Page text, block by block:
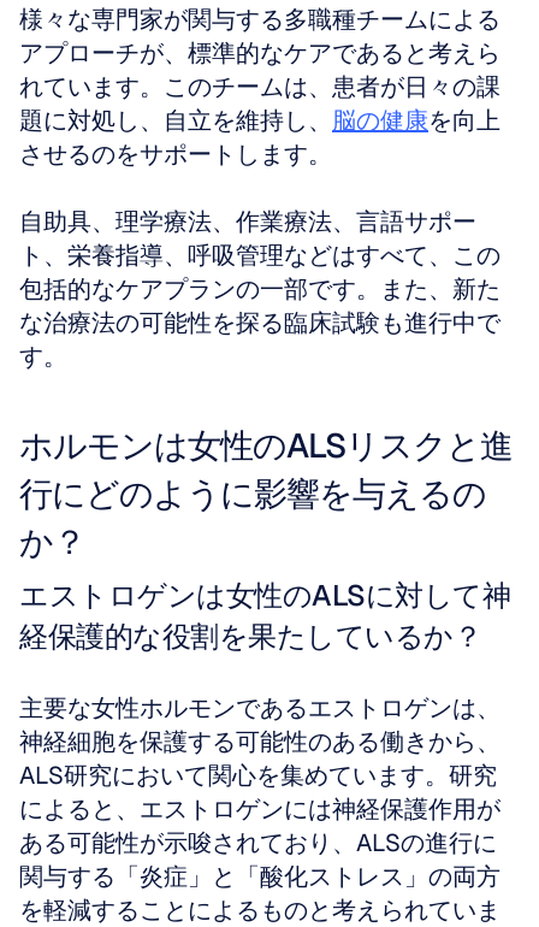
様々な専門家が関与する多職種チームによる
アプローチが、標準的なケアであると考えら
れています。このチームは、患者が日々の課
題に対処し、自立を維持し、 脳の健康を向上
させるのをサポートします。
自助具、理学療法、作業療法、言語サポー
ト、栄養指導、呼吸管理などはすべて、この
包括的なケアプランの一部です。また、新た
な治療法の可能性を探る臨床試験も進行中で
す。
ホルモンは女性のALSリスクと進
行にどのように影響を与えるの
か？
エストロゲンは女性のALSに対して神
経保護的な役割を果たしているか？
主要な女性ホルモンであるエストロゲンは、
神経細胞を保護する可能性のある働きから、
ALS研究において関心を集めています。研究
によると、エストロゲンには神経保護作用が
ある可能性が示唆されており、ALSの進行に
関与する「炎症」と「酸化ストレス」の両方
を軽減することによるものと考えられていま